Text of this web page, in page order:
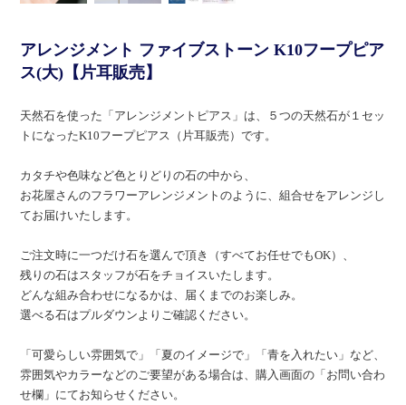
アレンジメント ファイブストーン K10フープピア
ス(大)【片耳販売】
天然石を使った「アレンジメントピアス」は、５つの天然石が１セッ
トになったK10フープピアス（片耳販売）です。
カタチや色味など色とりどりの石の中から、
お花屋さんのフラワーアレンジメントのように、組合せをアレンジし
てお届けいたします。
ご注文時に一つだけ石を選んで頂き（すべてお任せでもOK）、
残りの石はスタッフが石をチョイスいたします。
どんな組み合わせになるかは、届くまでのお楽しみ。
選べる石はプルダウンよりご確認ください。
「可愛らしい雰囲気で」「夏のイメージで」「青を入れたい」など、
雰囲気やカラーなどのご要望がある場合は、購入画面の「お問い合わ
せ欄」にてお知らせください。